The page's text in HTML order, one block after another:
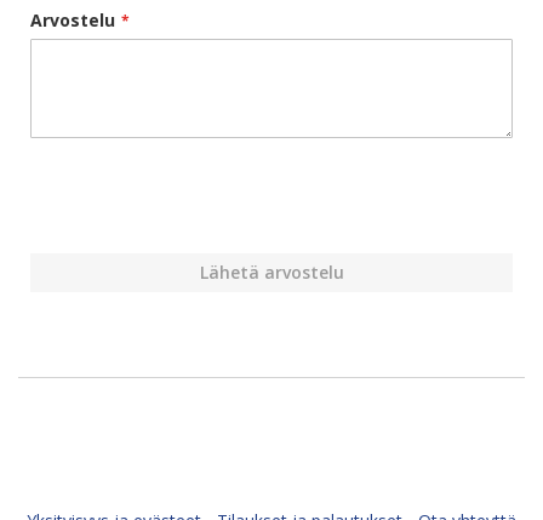
Arvostelu
Lähetä arvostelu